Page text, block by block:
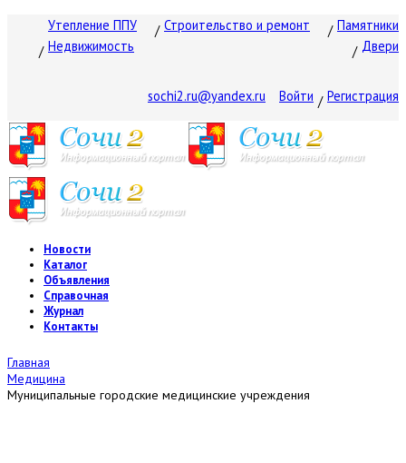
Утепление ППУ Строительство и ремонт
Памятники
Недвижимость
Двери
sochi2.ru@yandex.ru Войти Регистрация
Новости
Каталог
Объявления
Справочная
Журнал
Контакты
Главная
Медицина
Муниципальные городские медицинские учреждения